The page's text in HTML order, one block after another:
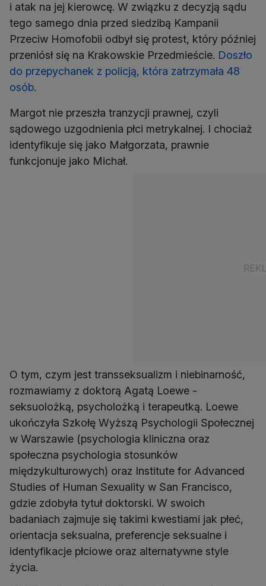
i atak na jej kierowcę. W związku z decyzją sądu
tego samego dnia przed siedzibą Kampanii
Przeciw Homofobii odbył się protest, który później
przeniósł się na Krakowskie Przedmieście. Doszło
do przepychanek z policją, która zatrzymała 48
osób.
Margot nie przeszła tranzycji prawnej, czyli
sądowego uzgodnienia płci metrykalnej. I chociaż
identyfikuje się jako Małgorzata, prawnie
funkcjonuje jako Michał.
O tym, czym jest transseksualizm i niebinarność,
rozmawiamy z doktorą Agatą Loewe -
seksuolożką, psycholożką i terapeutką. Loewe
ukończyła Szkołę Wyższą Psychologii Społecznej
w Warszawie (psychologia kliniczna oraz
społeczna psychologia stosunków
międzykulturowych) oraz Institute for Advanced
Studies of Human Sexuality w San Francisco,
gdzie zdobyła tytuł doktorski. W swoich
badaniach zajmuje się takimi kwestiami jak płeć,
orientacja seksualna, preferencje seksualne i
identyfikacje płciowe oraz alternatywne style
życia.